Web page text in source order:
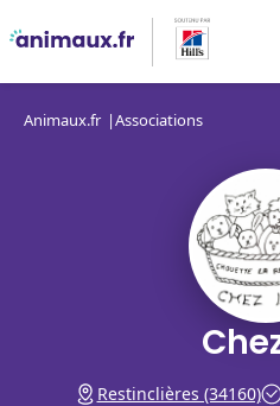
Animaux.fr Associations
Restinclières (34160)